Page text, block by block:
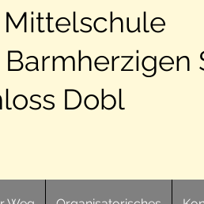
Mittelschule
Dobl